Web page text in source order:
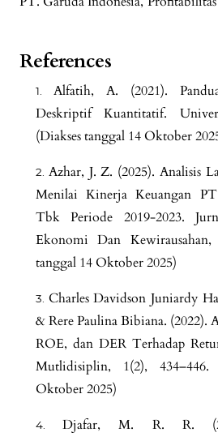
References
Alfatih, A. (2021).
Deskriptif Kuantitatif.
(Diakses tanggal 14 Oktober
Azhar, J. Z. (2025). Analisis
Menilai Kinerja Keuangan
Tbk Periode 2019-2023.
Ekonomi Dan Kewirausahan,
tanggal 14 Oktober 2025)
Charles Davidson Juniardy
& Rere Paulina Bibiana. (2022).
ROE, dan DER Terhadap
Mutlidisiplin, 1(2),
Oktober 2025)
Djafar, M. R. R.